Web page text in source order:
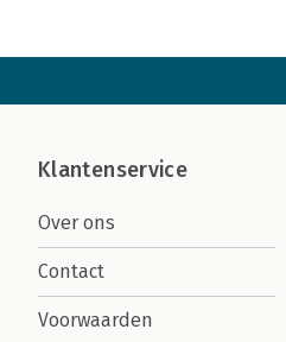
Klantenservice
Over ons
Contact
Voorwaarden